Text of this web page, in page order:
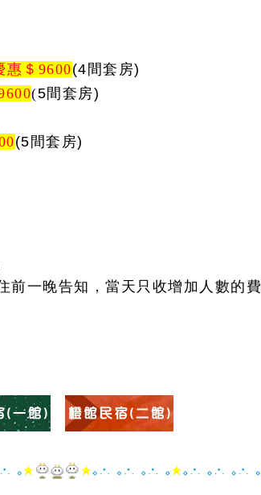
惠＄9600(4間套房)
(5間套房)
(5間套房)
前一晚告知，當天只收增加人數的費